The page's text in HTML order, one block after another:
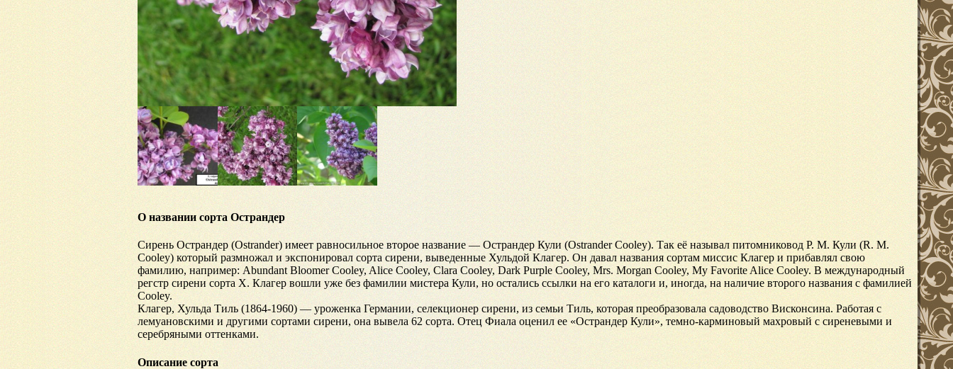
О названии сорта Острандер
Сирень Острандер (Ostrander) имеет равносильное второе название — Острандер Кули (Ostrander Cooley). Так её называл питомниковод Р. M. Кули (R. M.
Cooley) который размножал и экспонировал сорта сирени, выведенные Хульдой Клагер. Он давал названия сортам миссис Клагер и прибавлял свою
фамилию, например: Abundant Bloomer Cooley, Alice Cooley, Clara Cooley, Dark Purple Cooley, Mrs. Morgan Cooley, My Favorite Alice Cooley. В международный
регстр сирени сорта Х. Клагер вошли уже без фамилии мистера Кули, но остались ссылки на его каталоги и, иногда, на наличие второго названия с фамилией
Cooley.
Клагер, Хульда Тиль (1864-1960) — уроженка Германии, селекционер сирени, из семьи Тиль, которая преобразовала садоводство Висконсина. Работая с
лемуановскими и другими сортами сирени, она вывела 62 сорта. Отец Фиала оценил ее «Острандер Кули», темно-карминовый махровый с сиреневыми и
серебряными оттенками.
Описание сорта